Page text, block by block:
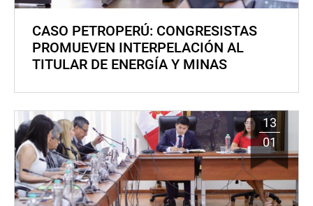
CASO PETROPERÚ: CONGRESISTAS
PROMUEVEN INTERPELACIÓN AL
TITULAR DE ENERGÍA Y MINAS
13
01